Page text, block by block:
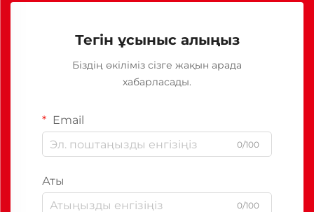
Тегін ұсыныс алыңыз
Біздің өкіліміз сізге жақын арада
хабарласады.
Email
0/100
Аты
0/100